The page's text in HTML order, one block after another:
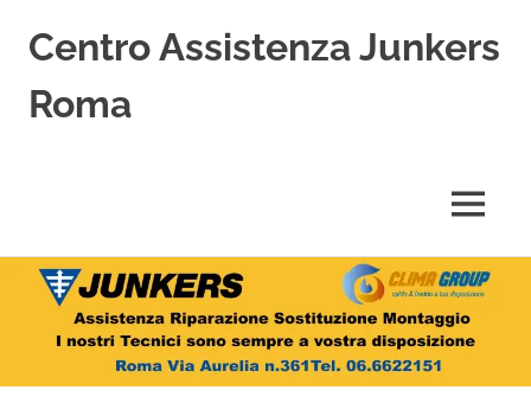
Salta
contenuto
Centro Assistenza Junkers
Roma
Riparazione,
Sostituzione,
Installazione
di
MENU